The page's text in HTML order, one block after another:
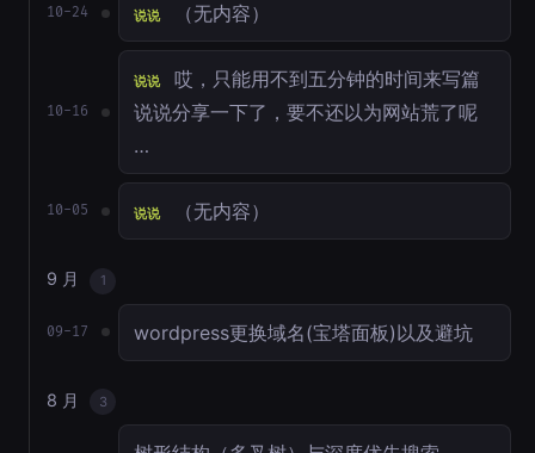
10-24 说说 （无内容）
10-16
说说
哎，只能用不到五分钟的时间来写篇
说说分享一下了，要不还以为网站荒了呢
…
10-05 说说 （无内容）
9 月 1
09-17 wordpress更换域名(宝塔面板)以及避坑
8 月 3